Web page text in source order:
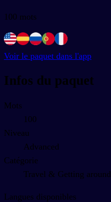
100 mots
Voir le paquet dans l'app
Infos du paquet
Mots
100
Niveau
Advanced
Catégorie
Travel & Getting around
Langues disponibles